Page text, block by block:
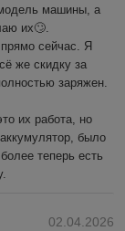
машины, а
их🙄.
сейчас. Я
же скидку за
заряжен.
их работа, но
было
теперь есть
02.04.2026